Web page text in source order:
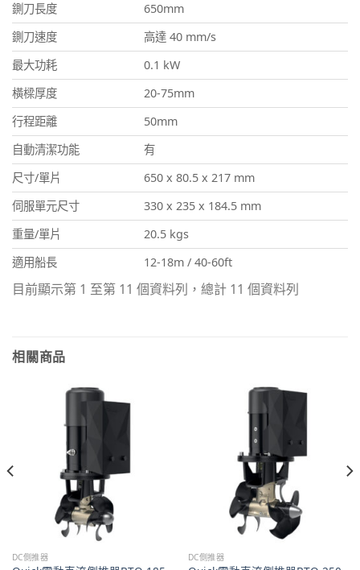
鍘刀長度
650mm
鍘刀速度
高達 40 mm/s
最大功耗
0.1 kW
橫樑厚度
20-75mm
行程距離
50mm
自動清潔功能
有
尺寸/單片
650 x 80.5 x 217 mm
伺服單元尺寸
330 x 235 x 184.5 mm
重量/單片
20.5 kgs
適用船長
12-18m / 40-60ft
目前顯示第 1 至第 11 個資料列，總計 11 個資料列
相關商品
DC側推器 DC側推器